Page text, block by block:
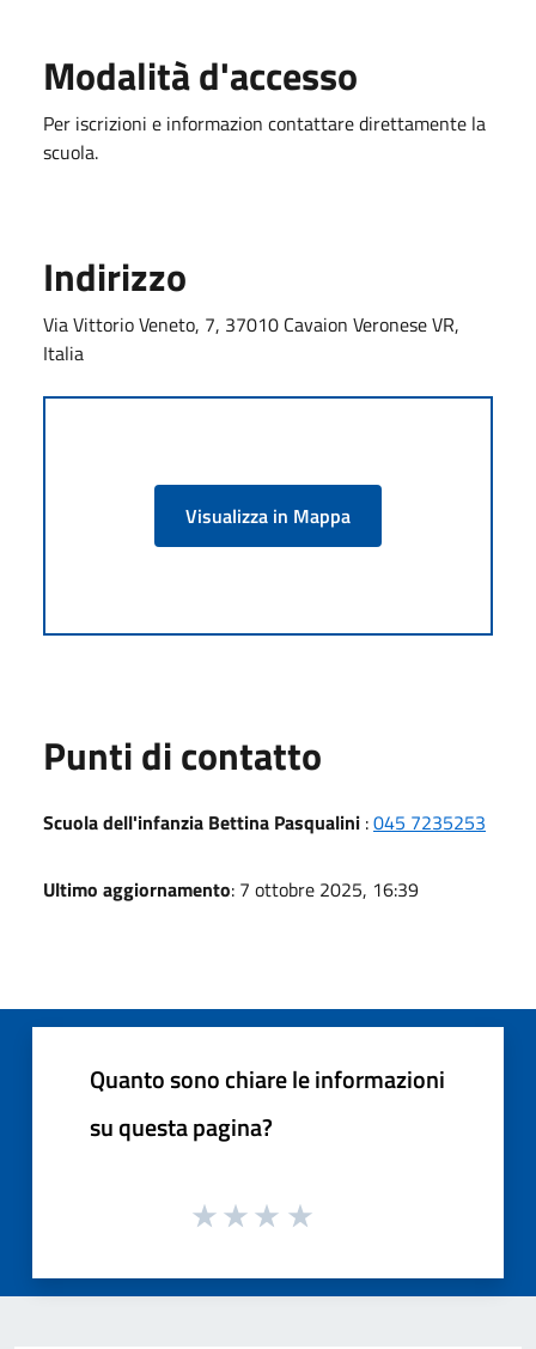
Modalità d'accesso
Per iscrizioni e informazion contattare direttamente la
scuola.
Indirizzo
Via Vittorio Veneto, 7, 37010 Cavaion Veronese VR,
Italia
Visualizza in Mappa
Punti di contatto
Scuola dell'infanzia Bettina Pasqualini :045 7235253
Ultimo aggiornamento: 7 ottobre 2025, 16:39
Quanto sono chiare le informazioni
su questa pagina?